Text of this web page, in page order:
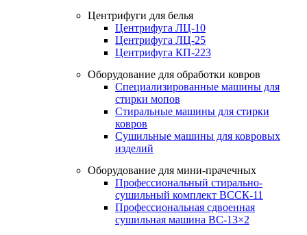
Центрифуги для белья
Центрифуга ЛЦ-10
Центрифуга ЛЦ-25
Центрифуга КП-223
Оборудование для обработки ковров
Специализированные машины для
стирки мопов
Стиральные машины для стирки
ковров
Сушильные машины для ковровых
изделий
Оборудование для мини-прачечных
Профессиональный стирально-
сушильный комплект ВССК-11
Профессиональная сдвоенная
сушильная машина ВС-13×2